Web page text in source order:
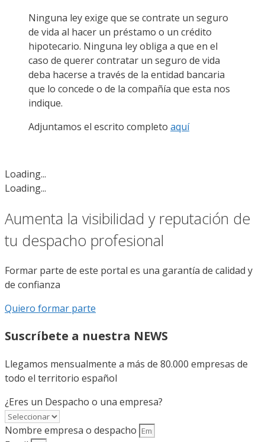
Ninguna ley exige que se contrate un seguro
de vida al hacer un préstamo o un crédito
hipotecario. Ninguna ley obliga a que en el
caso de querer contratar un seguro de vida
deba hacerse a través de la entidad bancaria
que lo concede o de la compañía que esta nos
indique.
Adjuntamos el escrito completo aquí
Loading...
Loading...
Aumenta la visibilidad y reputación de
tu despacho profesional
Formar parte de este portal es una garantía de calidad y
de confianza
Quiero formar parte
Suscríbete a nuestra NEWS
Llegamos mensualmente a más de 80.000 empresas de
todo el territorio español
¿Eres un Despacho o una empresa?
Nombre empresa o despacho